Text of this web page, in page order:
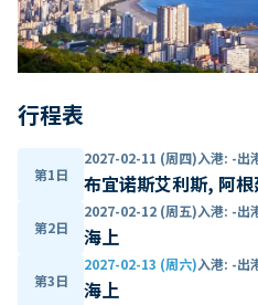
行程表
第1日
2027-02-11 (周四)入港: -出
布宜诺斯艾利斯, 阿
第2日
2027-02-12 (周五)入港: -出
海上
第3日
2027-02-13 (周六)入港: -出
海上